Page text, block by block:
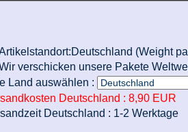
(Weight
verschicken unsere Pakete
Land auswählen :
Deutschland : 8,90 EUR
Deutschland : 1-2 Werktage